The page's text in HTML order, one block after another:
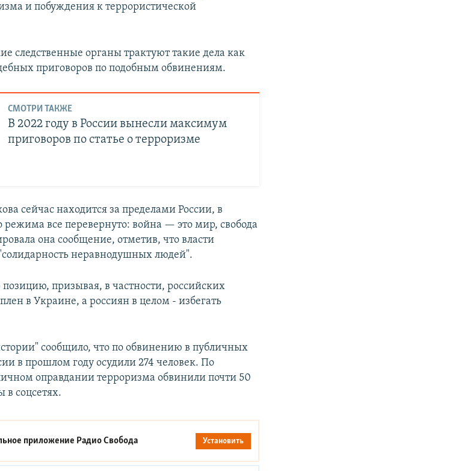
и побуждения к террористической
следственные органы трактуют такие дела как
приговоров по подобным обвинениям.
СМОТРИ ТАКЖЕ
В 2022 году в России вынесли максимум
приговоров по статье о терроризме
сейчас находится за пределами России, в
все перевернуто: война — это мир, свобода
она сообщение, отметив, что власти
неравнодушных людей".
призывая, в частности, российских
в Украине, а россиян в целом - избегать
сообщило, что по обвинению в публичных
в прошлом году осудили 274 человек. По
оправдании терроризма обвинили почти 50
в соцсетях.
приложение Радио Свобода Установить